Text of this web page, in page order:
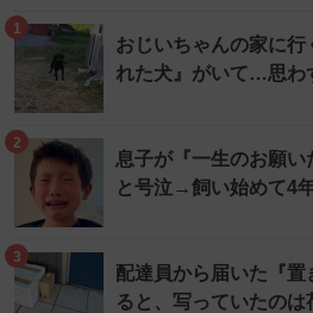
1
おじいちゃんの家に
れた犬』がいて…思
2
息子が『一生のお願い
と号泣→飼い始めて4
3
配達員から届いた『
ると、写っていたの